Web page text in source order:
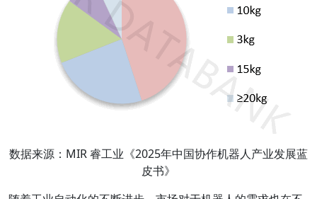
数据来源：MIR 睿工业《2025年中国协作机器人产业发展蓝
皮书》